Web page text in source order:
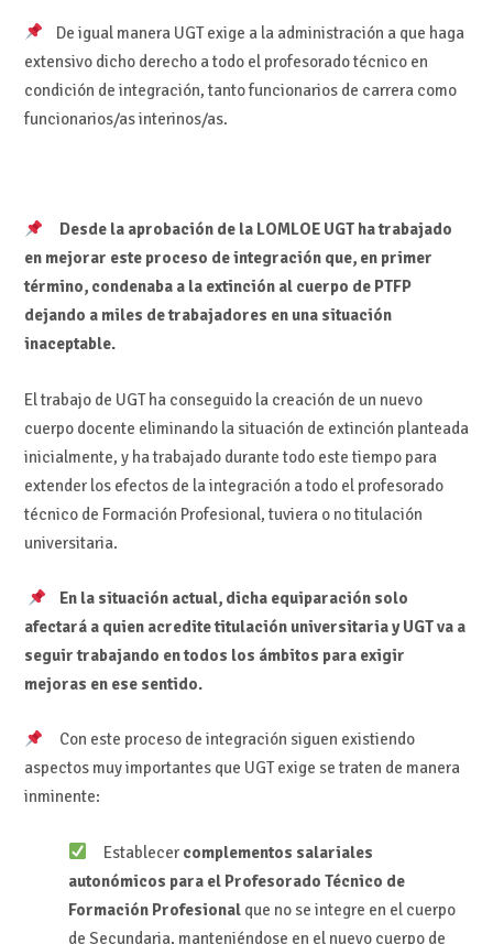
De igual manera UGT exige a la administración a que haga
extensivo dicho derecho a todo el profesorado técnico en
condición de integración, tanto funcionarios de carrera como
funcionarios/as interinos/as.
Desde la aprobación de la LOMLOE UGT ha trabajado
en mejorar este proceso de integración que, en primer
término, condenaba a la extinción al cuerpo de PTFP
dejando a miles de trabajadores en una situación
inaceptable.
El trabajo de UGT ha conseguido la creación de un nuevo
cuerpo docente eliminando la situación de extinción planteada
inicialmente, y ha trabajado durante todo este tiempo para
extender los efectos de la integración a todo el profesorado
técnico de Formación Profesional, tuviera o no titulación
universitaria.
En la situación actual, dicha equiparación solo
afectará a quien acredite titulación universitaria y UGT va a
seguir trabajando en todos los ámbitos para exigir
mejoras en ese sentido.
Con este proceso de integración siguen existiendo
aspectos muy importantes que UGT exige se traten de manera
inminente:
Establecer complementos salariales
autonómicos para el Profesorado Técnico de
Formación Profesionalque no se integre en el cuerpo
de Secundaria, manteniéndose en el nuevo cuerpo de